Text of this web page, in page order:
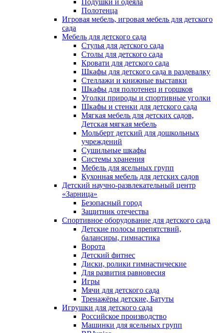
Подушки и одеяла
Полотенца
Игровая мебель, игровая мебель для детского
сада
Мебель для детского сада
Стулья для детского сада
Столы для детского сада
Кровати для детского сада
Шкафы для детского сада в раздевалку
Стеллажи и книжные выставки
Шкафы для полотенец и горшков
Уголки природы и спортивные уголки
Шкафы и стенки для детского сада
Мягкая мебель для детских садов,
Детская мягкая мебель
Мольберт детский для дошкольных
учреждений
Сушильные шкафы
Системы хранения
Мебель для ясельных групп
Кухонная мебель для детских садов
Детский научно-развлекательный центр
«Зарница»
Безопасный город
Защитник отечества
Спортивное оборудование для детского сада
Детские полосы препятствий,
балансиры, гимнастика
Ворота
Детский фитнес
Диски, ролики гимнастические
Для развития равновесия
Игры
Мячи для детского сада
Тренажёры детские, Батуты
Игрушки для детского сада
Российское производство
Машинки для ясельных групп